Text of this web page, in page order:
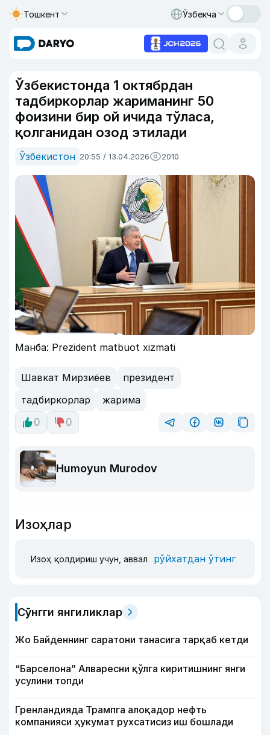
Тошкент Ўзбекча
Ўзбекистонда 1 октябрдан
тадбиркорлар жариманинг 50
фоизини бир ой ичида тўласа,
қолганидан озод этилади
Ўзбекистон 20:55 / 13.04.2026 2010
Манба: Prezident matbuot xizmati
Шавкат Мирзиёев
президент
тадбиркорлар
жарима
0
0
Humoyun Murodov
Изоҳлар
Изоҳ қолдириш учун, аввал рўйхатдан ўтинг
Сўнгги янгиликлар
Жо Байденнинг саратони танасига тарқаб кетди
“Барселона” Алваресни қўлга киритишнинг янги
усулини топди
Гренландияда Трампга алоқадор нефть
компанияси ҳукумат рухсатисиз иш бошлади